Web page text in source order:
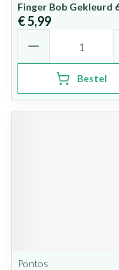
Finger Bob Gekleurd
€ 5,99
Bestel
Pontos